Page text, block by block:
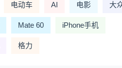
电动车 AI 电影 大
Mate 60 iPhone手机
格力